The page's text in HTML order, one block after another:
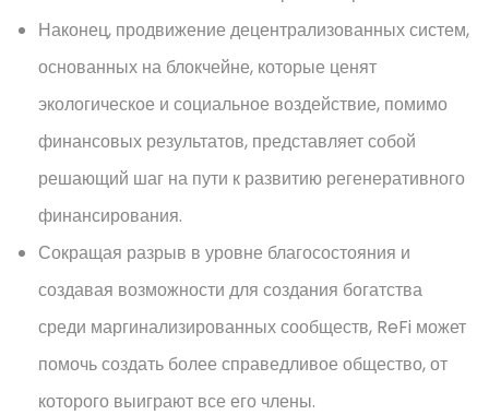
Наконец, продвижение децентрализованных систем,
основанных на блокчейне, которые ценят
экологическое и социальное воздействие, помимо
финансовых результатов, представляет собой
решающий шаг на пути к развитию регенеративного
финансирования.
Сокращая разрыв в уровне благосостояния и
создавая возможности для создания богатства
среди маргинализированных сообществ, ReFi может
помочь создать более справедливое общество, от
которого выиграют все его члены.